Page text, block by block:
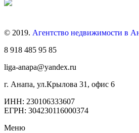
© 2019. Агентство недвижимости в
8 918 485 95 85
liga-anapa@yandex.ru
г. Анапа, ул.Крылова 31, офис 6
ИНН: 230106333607
ЕГРН: 304230116000374
Меню